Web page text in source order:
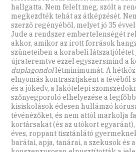
hallgatta. Nem felelt meg, szólt a
megkezdték tehát az átképzését.
szerző regényéből, melyet jó 35
Jude a rendszer embertelenségét
akkor, amikor az írott források
szüneteiben a korabeli látszatjólétet
újrateremtve ezzel egyszersmind a
duplagondollétminimumát. A
elnyomás kontrasztjaként a tévéből
és a jókedv, a lakótelepi
szőnyegporoló elhelyezése a
kisiskolások édesen hullámzó
tévénézőket, és nem attól markolja
kortársakat (és az utókort egyaránt),
éves, roppant tisztánlátó
barátai, apja, tanárai, a szekusok és